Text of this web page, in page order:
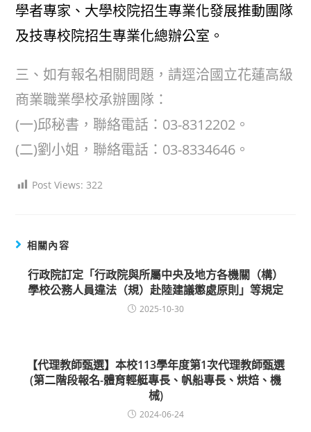
學者專家、大學校院招生專業化發展推動團隊
及技專校院招生專業化總辦公室。
三、如有報名相關問題，請逕洽國立花蓮高級
商業職業學校承辦團隊：
(一)邱秘書，聯絡電話：03-8312202。
(二)劉小姐，聯絡電話：03-8334646。
Post Views: 322
相關內容
行政院訂定「行政院與所屬中央及地方各機關（構）
學校公務人員違法（規）赴陸建議懲處原則」等規定
2025-10-30
【代理教師甄選】本校113學年度第1次代理教師甄選
(第二階段報名-體育輕艇專長、帆船專長、烘焙、機
械)
2024-06-24